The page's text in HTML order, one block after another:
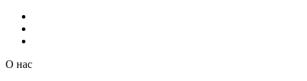
О нас